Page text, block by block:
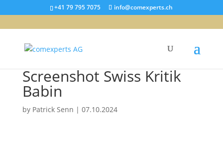
+41 79 795 7075 info@comexperts.ch
Screenshot Swiss Kritik
Babin
by Patrick Senn | 07.10.2024